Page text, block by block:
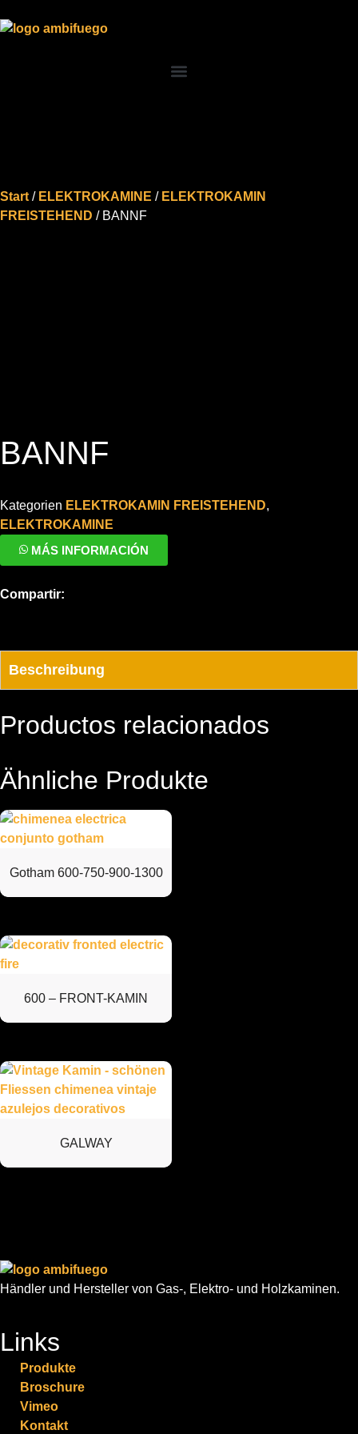
Start / ELEKTROKAMINE / ELEKTROKAMIN
FREISTEHEND / BANNF
BANNF
Kategorien ELEKTROKAMIN FREISTEHEND,
ELEKTROKAMINE
MÁS INFORMACIÓN
Compartir:
Beschreibung
Productos relacionados
Ähnliche Produkte
Gotham 600-750-900-1300
600 – FRONT-KAMIN
GALWAY
Händler und Hersteller von Gas-, Elektro- und Holzkaminen.
Links
Produkte
Broschure
Vimeo
Kontakt